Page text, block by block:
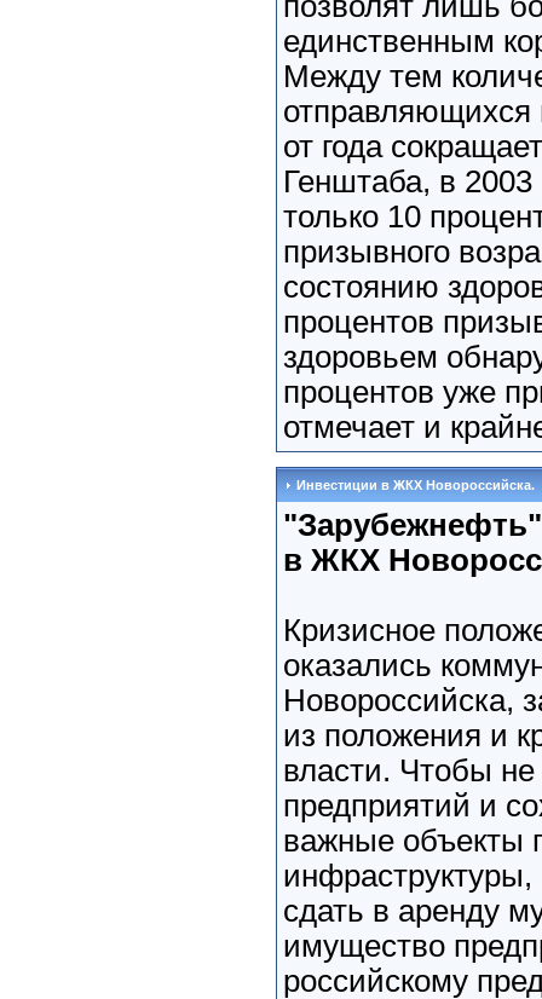
единственным
Между тем
отправляющихся
от года
Генштаба, в
только 10
призывного
состоянию
процентов
здоровьем
процентов уже
отмечает и
Инвестиции в ЖКХ Новороссийска.
"Зарубежнефть"
в ЖКХ
Кризисное
оказались
Новороссийска,
из положения и
власти. Чтобы не
предприятий и
важные объекты
сдать в аренду
имущество
российскому